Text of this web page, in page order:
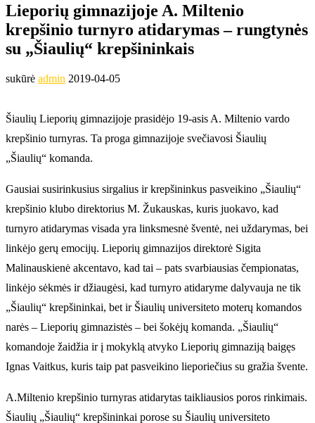
Lieporių gimnazijoje A. Miltenio
krepšinio turnyro atidarymas – rungtynės
su „Šiaulių“ krepšininkais
sukūrė admin 2019-04-05
Šiaulių Lieporių gimnazijoje prasidėjo 19-asis A. Miltenio vardo
krepšinio turnyras. Ta proga gimnazijoje svečiavosi Šiaulių
„Šiaulių“ komanda.
Gausiai susirinkusius sirgalius ir krepšininkus pasveikino „Šiaulių“
krepšinio klubo direktorius M. Žukauskas, kuris juokavo, kad
turnyro atidarymas visada yra linksmesnė šventė, nei uždarymas, bei
linkėjo gerų emocijų. Lieporių gimnazijos direktorė Sigita
Malinauskienė akcentavo, kad tai – pats svarbiausias čempionatas,
linkėjo sėkmės ir džiaugėsi, kad turnyro atidaryme dalyvauja ne tik
„Šiaulių“ krepšininkai, bet ir Šiaulių universiteto moterų komandos
narės – Lieporių gimnazistės – bei šokėjų komanda. „Šiaulių“
komandoje žaidžia ir į mokyklą atvyko Lieporių gimnaziją baigęs
Ignas Vaitkus, kuris taip pat pasveikino lieporiečius su gražia švente.
A.Miltenio krepšinio turnyras atidarytas taikliausios poros rinkimais.
Šiaulių „Šiaulių“ krepšininkai porose su Šiaulių universiteto